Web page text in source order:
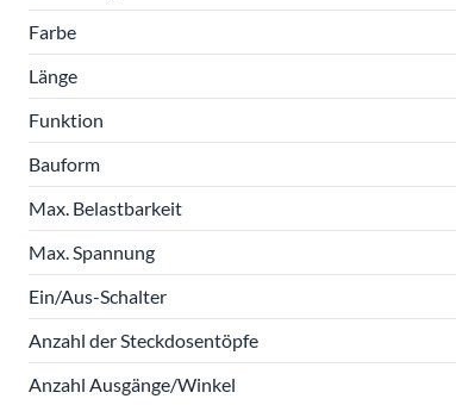
Farbe
Länge
Funktion
Bauform
Max. Belastbarkeit
Max. Spannung
Ein/Aus-Schalter
Anzahl der Steckdosentöpfe
Anzahl Ausgänge/Winkel